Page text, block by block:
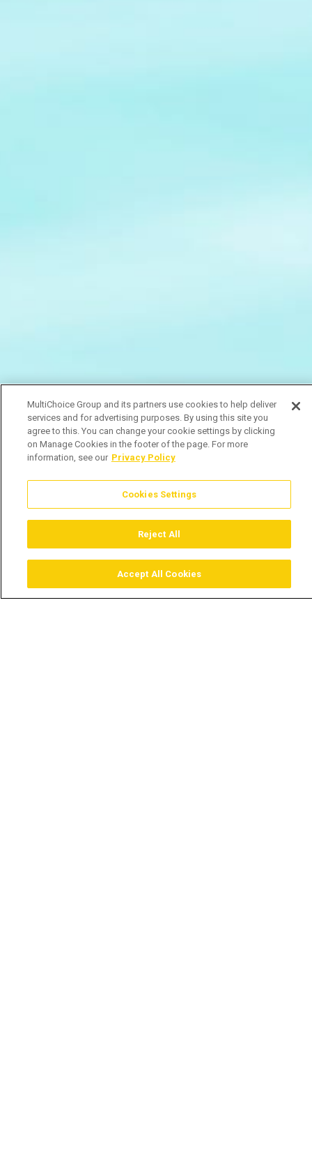
Guia TV
MultiChoice Group and its partners use cookies to help deliver
services and for advertising purposes. By using this site you
agree to this. You can change your cookie settings by clicking
on Manage Cookies in the footer of the page. For more
information, see our Privacy Policy
Cookies Settings
Reject All
Accept All Cookies